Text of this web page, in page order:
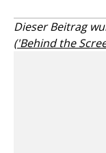
Dieser Beitrag
('Behind the